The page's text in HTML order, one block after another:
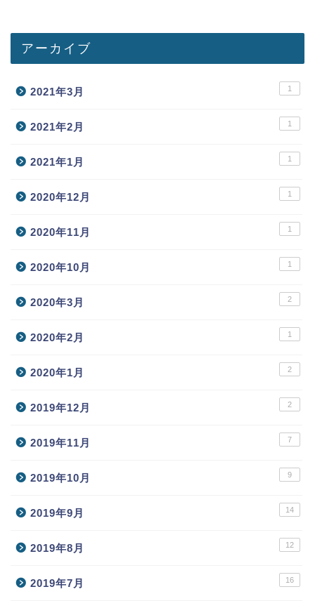
アーカイブ
2021年3月 1
2021年2月 1
2021年1月 1
2020年12月 1
2020年11月 1
2020年10月 1
2020年3月 2
2020年2月 1
2020年1月 2
2019年12月 2
2019年11月 7
2019年10月 9
2019年9月 14
2019年8月 12
2019年7月 16